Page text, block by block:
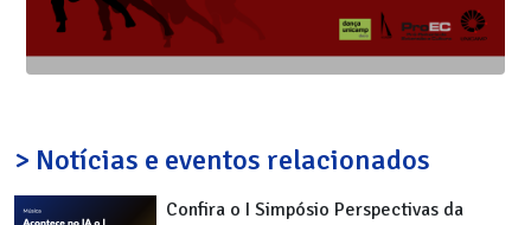
> Notícias e eventos relacionados
Confira o I Simpósio Perspectivas da